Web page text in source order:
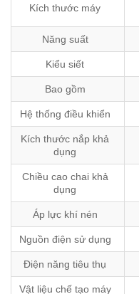
Kích thước máy
Năng suất
Kiểu siết
Bao gồm
Hệ thống điều khiển
Kích thước nắp khả
dụng
Chiều cao chai khả
dụng
Áp lực khí nén
Nguồn điện sử dụng
Điện năng tiêu thụ
Vật liệu chế tạo máy